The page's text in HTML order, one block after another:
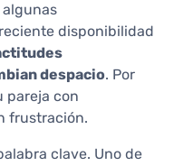
disponibilidad
despacio. Por
pareja con
frustración.
clave. Uno de